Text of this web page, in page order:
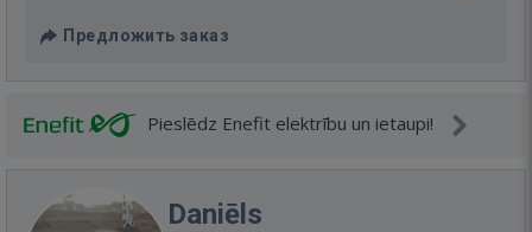
Предложить заказ
Pieslēdz Enefit elektrību un ietaupi!
Daniēls